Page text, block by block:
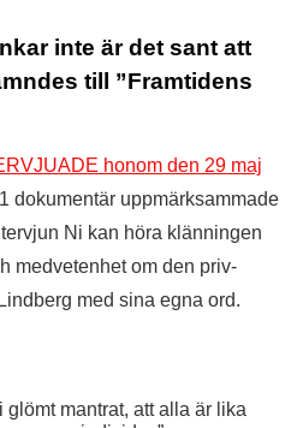
inte är det sant att
till ”Framtidens
honom den 29 maj
dokumentär uppmärksammade
Ni kan höra klänningen
medvetenhet om den priv-
med sina egna ord.
glömt mantrat, att alla är lika